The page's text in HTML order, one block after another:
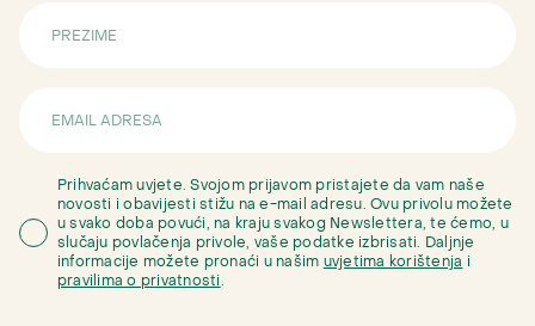
Prihvaćam uvjete. Svojom prijavom pristajete da vam naše
novosti i obavijesti stižu na e-mail adresu. Ovu privolu možete
u svako doba povući, na kraju svakog Newslettera, te ćemo, u
slučaju povlačenja privole, vaše podatke izbrisati. Daljnje
informacije možete pronaći u našim uvjetima korištenja i
pravilima o privatnosti.